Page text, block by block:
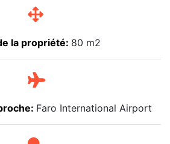
la propriété: 80 m2
Faro International Airport